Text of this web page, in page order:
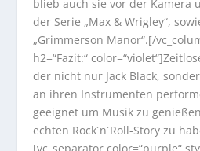
blieb auch sie vor der Kamera
der Serie „Max & Wrigley“,
„Grimmerson Manor“.[/
h2=“Fazit:“
der nicht nur Jack Black,
an ihren Instrumenten
geeignet um Musik zu
echten Rock´n´Roll-Story zu